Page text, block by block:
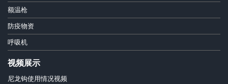
额温枪
防疫物资
呼吸机
视频展示
尼龙钩使用情况视频